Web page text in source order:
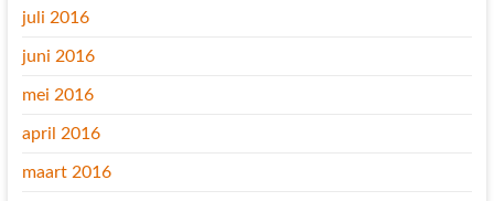
juli 2016
juni 2016
mei 2016
april 2016
maart 2016